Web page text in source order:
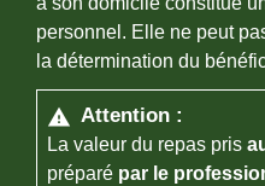
personnel. Elle ne peut
la détermination du
warning Attention :
La valeur du repas pris
préparé par le